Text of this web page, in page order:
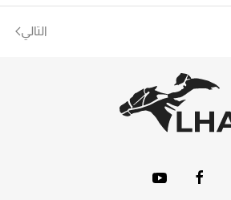
التالي